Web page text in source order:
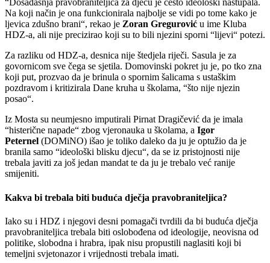
“Dosadašnja pravobraniteljica za djecu je često ideološki nastupala.
Na koji način je ona funkcionirala najbolje se vidi po tome kako je
ljevica zdušno brani“, rekao je Zoran Gregurović u ime Kluba
HDZ-a, ali nije precizirao koji su to bili njezini sporni “lijevi“ potezi.
Za razliku od HDZ-a, desnica nije štedjela riječi. Sasula je za
govornicom sve čega se sjetila. Domovinski pokret ju je, po tko zna
koji put, prozvao da je brinula o spornim šalicama s ustaškim
pozdravom i kritizirala Dane kruha u školama, “što nije njezin
posao“.
Iz Mosta su neumjesno imputirali Pirnat Dragičević da je imala
“histerične napade“ zbog vjeronauka u školama, a Igor
Peternel (DOMiNO) išao je toliko daleko da ju je optužio da je
branila samo “ideološki blisku djecu“, da se iz pristojnosti nije
trebala javiti za još jedan mandat te da ju je trebalo već ranije
smijeniti.
Kakva bi trebala biti buduća dječja pravobraniteljica?
Iako su i HDZ i njegovi desni pomagači tvrdili da bi buduća dječja
pravobraniteljica trebala biti oslobođena od ideologije, neovisna od
politike, slobodna i hrabra, ipak nisu propustili naglasiti koji bi
temeljni svjetonazor i vrijednosti trebala imati.